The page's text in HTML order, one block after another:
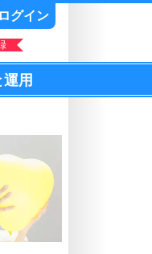
ログイン
運用